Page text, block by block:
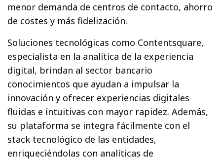
menor demanda de centros de contacto, ahorro
de costes y más fidelización.
Soluciones tecnológicas como Contentsquare,
especialista en la analítica de la experiencia
digital, brindan al sector bancario
conocimientos que ayudan a impulsar la
innovación y ofrecer experiencias digitales
fluidas e intuitivas con mayor rapidez. Además,
su plataforma se integra fácilmente con el
stack tecnológico de las entidades,
enriqueciéndolas con analíticas de